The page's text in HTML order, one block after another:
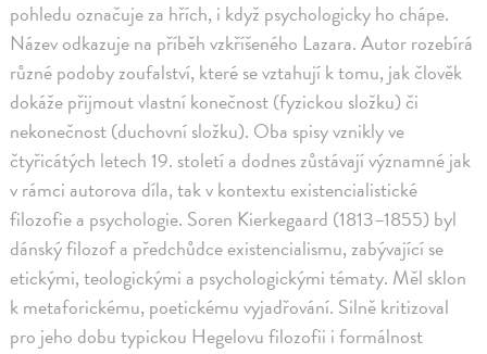
pohledu označuje za hřích, i když psychologicky ho chápe.
Název odkazuje na příběh vzkříšeného Lazara. Autor rozebírá
různé podoby zoufalství, které se vztahují k tomu, jak člověk
dokáže přijmout vlastní konečnost (fyzickou složku) či
nekonečnost (duchovní složku). Oba spisy vznikly ve
čtyřicátých letech 19. století a dodnes zůstávají významné jak
v rámci autorova díla, tak v kontextu existencialistické
filozofie a psychologie. Soren Kierkegaard (1813–1855) byl
dánský filozof a předchůdce existencialismu, zabývající se
etickými, teologickými a psychologickými tématy. Měl sklon
k metaforickému, poetickému vyjadřování. Silně kritizoval
pro jeho dobu typickou Hegelovu filozofii i formálnost